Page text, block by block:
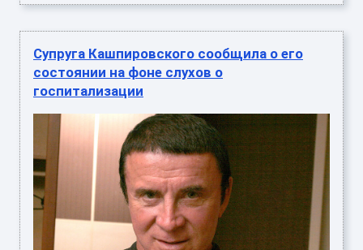
Супруга Кашпировского сообщила о его
состоянии на фоне слухов о
госпитализации